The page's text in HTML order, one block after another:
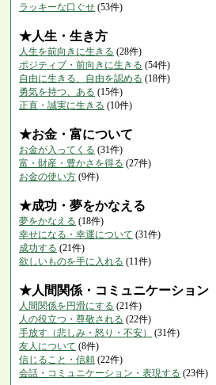
ラッキーな口ぐせ (53件)
★人生・生き方
人生を前向きに生きる (28件)
ポジティブ・前向きに生きる (54件)
自由に生きる、自由を認める (18件)
勇気を持つ、ある (15件)
正直・誠実に生きる (10件)
★お金・富について
お金が入ってくる (31件)
富・財産・豊かさを得る (27件)
お金の使い方 (9件)
★成功・夢をかなえる
夢をかなえる (18件)
幸せになる・幸運について (31件)
成功する (21件)
欲しいものを手に入れる (11件)
★人間関係・コミュニケーション
人間関係を円滑にする (21件)
人の役立つ・尊敬される (22件)
手放す（悲しみ・怒り・不安）
(31件)
友人について (8件)
信じること・信頼 (22件)
会話・コミュニケーション・表現する (23件)